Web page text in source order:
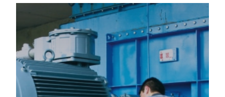
Der Erfolg eines Industrieprojekts ist das
Ergebnis einer sorgfältigen Identifizierung
der Risiken und eines effizienten
Managements der Konzeptions-,
Umsetzungs- und Entwicklungsphasen, in
denen wir Sie unterstützen.